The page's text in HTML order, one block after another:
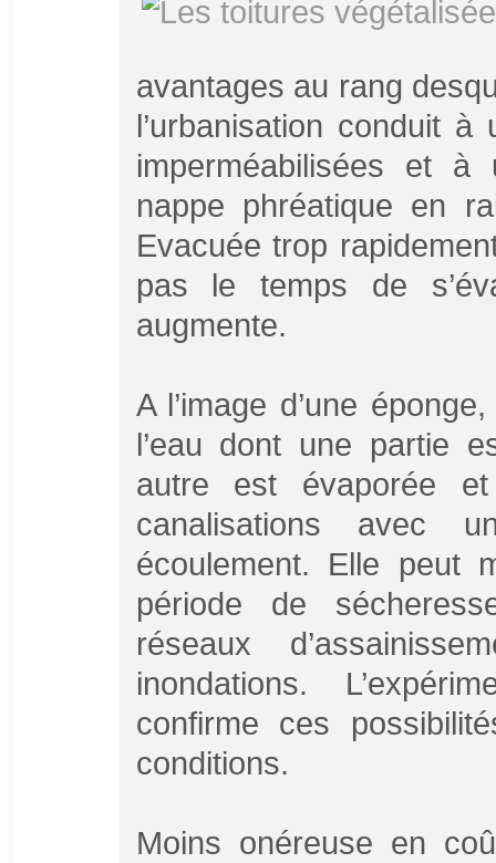
avantages au rang
l’urbanisation conduit
imperméabilisées et
nappe phréatique en
Evacuée trop
pas le temps de
augmente.
A l’image d’une
l’eau dont une partie
autre est évaporée
canalisations avec
écoulement. Elle peut
période de
réseaux
inondations.
confirme ces
conditions.
Moins onéreuse en